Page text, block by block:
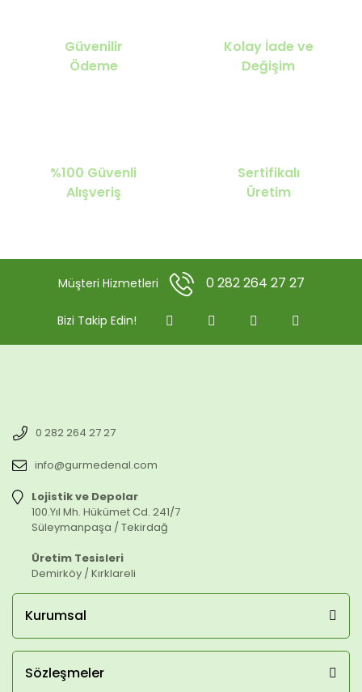
Güvenilir
Ödeme
Kolay İade ve
Değişim
%100 Güvenli
Alışveriş
Sertifikalı
Üretim
Müşteri Hizmetleri 0 282 264 27 27
Bizi Takip Edin!
0 282 264 27 27
info@gurmedenal.com
Lojistik ve Depolar
100.Yıl Mh. Hükümet Cd. 241/7
Süleymanpaşa / Tekirdağ
Üretim Tesisleri
Demirköy / Kırklareli
Kurumsal
Sözleşmeler